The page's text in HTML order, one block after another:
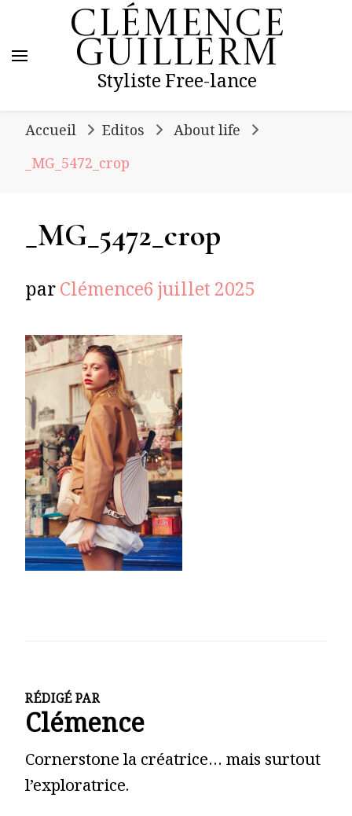
Clémence
Guillerm
Styliste Free-lance
Accueil Editos
About life
_MG_5472_crop
_MG_5472_crop
parClémence6 juillet 2025
RÉDIGÉ PAR
Clémence
Cornerstone la créatrice… mais surtout
l’exploratrice.